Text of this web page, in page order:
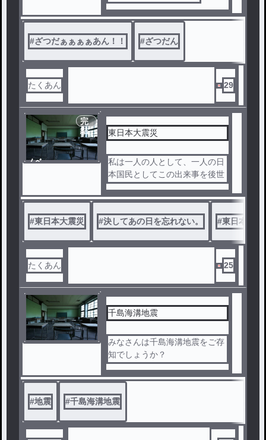
#ざつだぁぁぁぁあん！！ #ざつだん
たくあん 29
ノベ
完
結
東日本大震災
私は一人の人として、一人の日
本国民としてこの出来事を後世
に伝えていく所存です。
#東日本大震災 #決してあの日を忘れない。 #東日本大
たくあん 25
千島海溝地震
みなさんは千島海溝地震をご存
知でしょうか？
実はこの地震は最悪でマグニチ
ュード9.3を観測すると言われ
ています。
しかし今からでも準備をするこ
るはずです。
#地震 #千島海溝地震